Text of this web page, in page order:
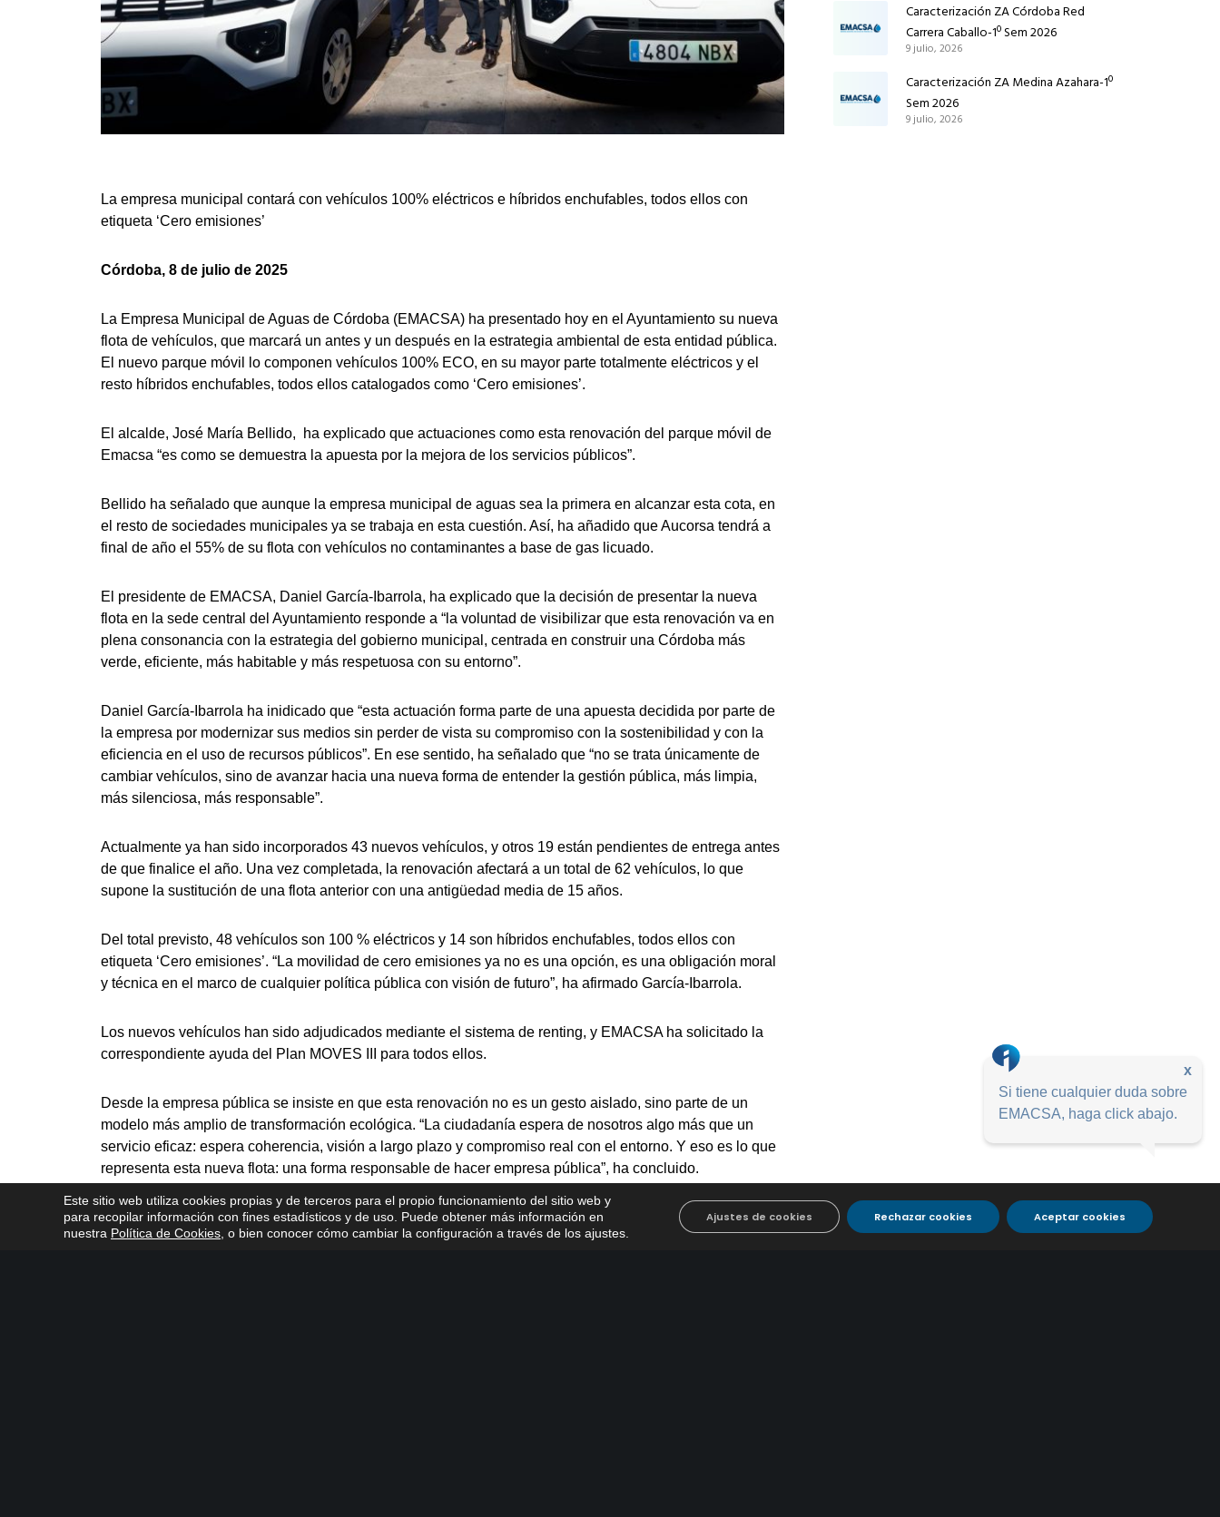
La empresa municipal contará con vehículos 100% eléctricos e híbridos enchufables, todos ellos con
etiqueta ‘Cero emisiones’
Córdoba, 8 de julio de 2025
La Empresa Municipal de Aguas de Córdoba (EMACSA) ha presentado hoy en el Ayuntamiento su nueva
flota de vehículos, que marcará un antes y un después en la estrategia ambiental de esta entidad pública.
El nuevo parque móvil lo componen vehículos 100% ECO, en su mayor parte totalmente eléctricos y el
resto híbridos enchufables, todos ellos catalogados como ‘Cero emisiones’.
El alcalde, José María Bellido, ha explicado que actuaciones como esta renovación del parque móvil de
Emacsa “es como se demuestra la apuesta por la mejora de los servicios públicos”.
Bellido ha señalado que aunque la empresa municipal de aguas sea la primera en alcanzar esta cota, en
el resto de sociedades municipales ya se trabaja en esta cuestión. Así, ha añadido que Aucorsa tendrá a
final de año el 55% de su flota con vehículos no contaminantes a base de gas licuado.
El presidente de EMACSA, Daniel García-Ibarrola, ha explicado que la decisión de presentar la nueva
flota en la sede central del Ayuntamiento responde a “la voluntad de visibilizar que esta renovación va en
plena consonancia con la estrategia del gobierno municipal, centrada en construir una Córdoba más
verde, eficiente, más habitable y más respetuosa con su entorno”.
Daniel García-Ibarrola ha inidicado que “esta actuación forma parte de una apuesta decidida por parte de
la empresa por modernizar sus medios sin perder de vista su compromiso con la sostenibilidad y con la
eficiencia en el uso de recursos públicos”. En ese sentido, ha señalado que “no se trata únicamente de
cambiar vehículos, sino de avanzar hacia una nueva forma de entender la gestión pública, más limpia,
más silenciosa, más responsable”.
Actualmente ya han sido incorporados 43 nuevos vehículos, y otros 19 están pendientes de entrega antes
de que finalice el año. Una vez completada, la renovación afectará a un total de 62 vehículos, lo que
supone la sustitución de una flota anterior con una antigüedad media de 15 años.
Del total previsto, 48 vehículos son 100 % eléctricos y 14 son híbridos enchufables, todos ellos con
etiqueta ‘Cero emisiones’. “La movilidad de cero emisiones ya no es una opción, es una obligación moral
y técnica en el marco de cualquier política pública con visión de futuro”, ha afirmado García-Ibarrola.
Los nuevos vehículos han sido adjudicados mediante el sistema de renting, y EMACSA ha solicitado la
correspondiente ayuda del Plan MOVES III para todos ellos.
Desde la empresa pública se insiste en que esta renovación no es un gesto aislado, sino parte de un
modelo más amplio de transformación ecológica. “La ciudadanía espera de nosotros algo más que un
servicio eficaz: espera coherencia, visión a largo plazo y compromiso real con el entorno. Y eso es lo que
representa esta nueva flota: una forma responsable de hacer empresa pública”, ha concluido.
Caracterización ZA Córdoba Red
Carrera Caballo-1º Sem 2026
9 julio, 2026
Caracterización ZA Medina Azahara-1º
Sem 2026
9 julio, 2026
Este sitio web utiliza cookies propias y de terceros para el propio funcionamiento del sitio web y
para recopilar información con fines estadísticos y de uso. Puede obtener más información en
nuestra Política de Cookies , o bien conocer cómo cambiar la configuración a través de los ajustes
Aceptar cookies
Rechazar cookies
Ajustes de cookies
x
Si tiene cualquier duda sobre
EMACSA, haga click abajo.